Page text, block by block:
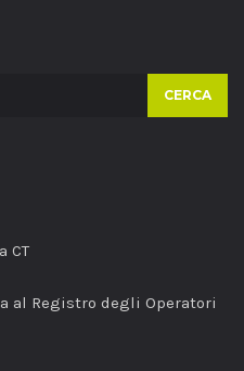
CERCA
CT
al Registro degli Operatori